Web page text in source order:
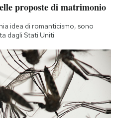
proposte di matrimonio
idea di romanticismo, sono
dagli Stati Uniti